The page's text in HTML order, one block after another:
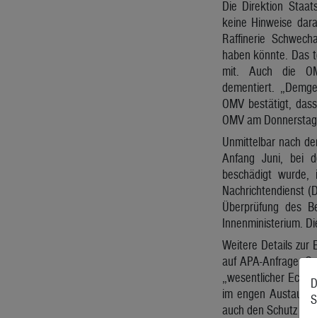
Die Direktion
keine Hinweise
Raffinerie
haben könnte. Das
mit. Auch die
dementiert.
OMV bestätigt,
OMV am
Unmittelbar nach
Anfang Juni, bei
beschädigt
Nachrichtendienst
Überprüfung des
Innenministerium.
Weitere Details zur
auf APA-Anfrage.
„wesentlicher
im engen
auch den Schutz